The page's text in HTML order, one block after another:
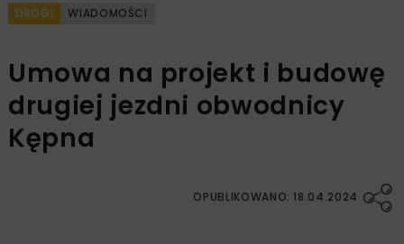
DROGI WIADOMOŚCI
Umowa na projekt i budowę
drugiej jezdni obwodnicy
Kępna
OPUBLIKOWANO: 18.04.2024